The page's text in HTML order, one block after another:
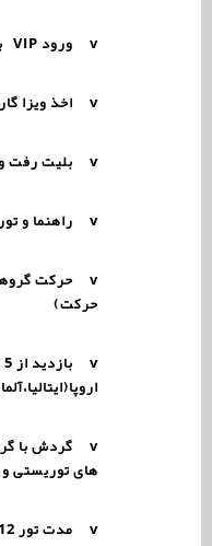
v ورودVIP
v اخذ ویزا
v بلیت رفت
v راهنما و
v
حرکت)
v
v
های توریستی
v مدت تور 12 روز